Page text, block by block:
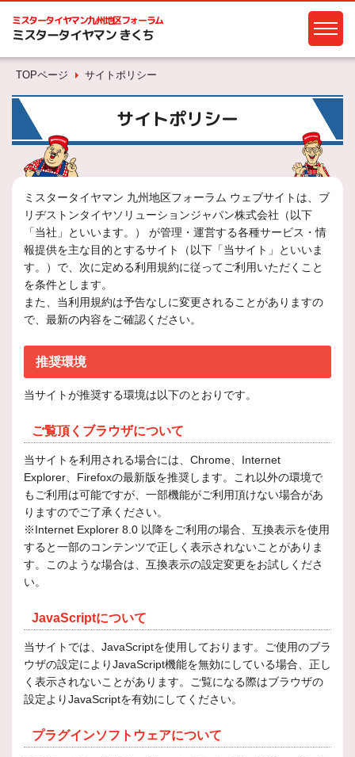
ミスタータイヤマン九州地区フォーラム
ミスタータイヤマン きくち
TOPページ サイトポリシー
サイトポリシー
ミスタータイヤマン 九州地区フォーラム ウェブサイトは、ブ
リヂストンタイヤソリューションジャパン株式会社（以下
「当社」といいます。） が管理・運営する各種サービス・情
報提供を主な目的とするサイト（以下「当サイト」といいま
す。）で、次に定める利用規約に従ってご利用いただくこと
を条件とします。
また、当利用規約は予告なしに変更されることがありますの
で、最新の内容をご確認ください。
推奨環境
当サイトが推奨する環境は以下のとおりです。
ご覧頂くブラウザについて
当サイトを利用される場合には、Chrome、Internet
Explorer、Firefoxの最新版を推奨します。これ以外の環境で
もご利用は可能ですが、一部機能がご利用頂けない場合があ
りますのでご了承ください。
※Internet Explorer 8.0 以降をご利用の場合、互換表示を使用
すると一部のコンテンツで正しく表示されないことがありま
す。このような場合は、互換表示の設定変更をお試しくださ
い。
JavaScriptについて
当サイトでは、JavaScriptを使用しております。ご使用のブラ
ウザの設定によりJavaScript機能を無効にしている場合、正し
く表示されないことがあります。ご覧になる際はブラウザの
設定よりJavaScriptを有効にしてください。
プラグインソフトウェアについて